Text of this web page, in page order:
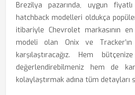
Brezilya pazarında, uygun
hatchback modelleri oldukça
itibariyle Chevrolet markasının
modeli olan Onix ve Tracker’ın
karşılaştıracağız. Hem
değerlendirebilmeniz hem de
kolaylaştırmak adına tüm detayları